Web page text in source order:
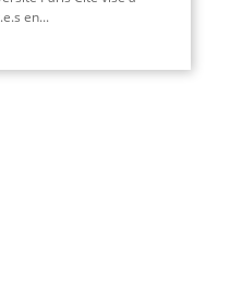
en...